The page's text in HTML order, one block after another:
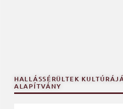
HALLÁSSÉRÜLTEK
ALAPÍTVÁNY